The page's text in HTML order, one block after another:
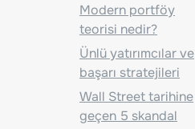
Modern portföy
teorisi nedir?
Ünlü yatırımcılar ve
başarı stratejileri
Wall Street tarihine
geçen 5 skandal